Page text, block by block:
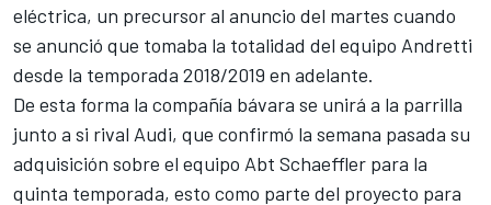
eléctrica, un precursor al anuncio del martes cuando
se anunció que tomaba la totalidad del equipo Andretti
desde la temporada 2018/2019 en adelante.
De esta forma la compañía bávara se unirá a la parrilla
junto a si rival Audi, que confirmó la semana pasada su
adquisición sobre el equipo Abt Schaeffler para la
quinta temporada, esto como parte del proyecto para